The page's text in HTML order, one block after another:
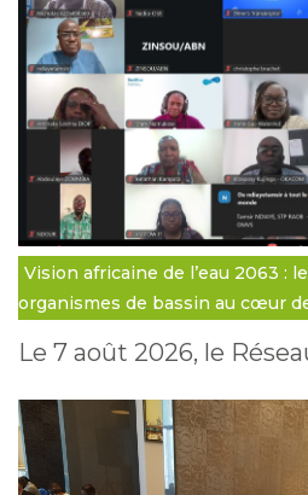
Vision africaine de l’eau 2063 :
organismes de bassin au cœur
Le 7 août 2026, le